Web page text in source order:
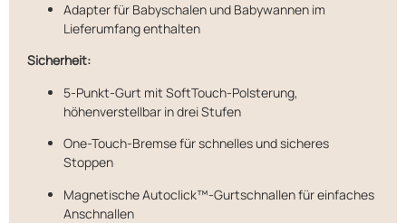
Adapter für Babyschalen und Babywannen im
Lieferumfang enthalten
Sicherheit:
5-Punkt-Gurt mit SoftTouch-Polsterung,
höhenverstellbar in drei Stufen
One-Touch-Bremse für schnelles und sicheres
Stoppen
Magnetische Autoclick™-Gurtschnallen für einfaches
Anschnallen